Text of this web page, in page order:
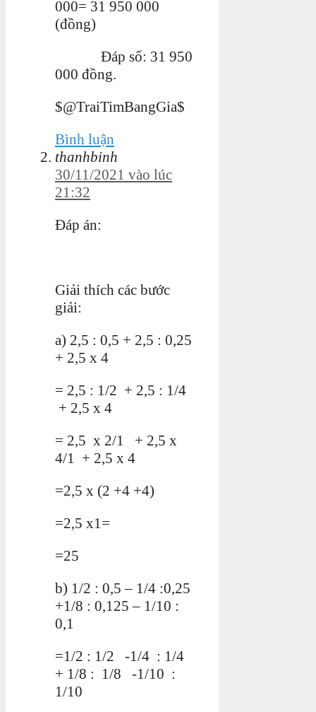
000= 31 950 000
(đồng)
Đáp số: 31 950
000 đồng.
$@TraiTimBangGia$
Bình luận
thanhbinh
30/11/2021 vào lúc
21:32
Đáp án:
Giải thích các bước
giải:
a) 2,5 : 0,5 + 2,5 : 0,25
+ 2,5 x 4
= 2,5 : 1/2 + 2,5 : 1/4
+ 2,5 x 4
= 2,5 x 2/1 + 2,5 x
4/1 + 2,5 x 4
=2,5 x (2 +4 +4)
=2,5 x1=
=25
b) 1/2 : 0,5 – 1/4 :0,25
+1/8 : 0,125 – 1/10 :
0,1
=1/2 : 1/2 -1/4 : 1/4
+ 1/8 : 1/8 -1/10 :
1/10